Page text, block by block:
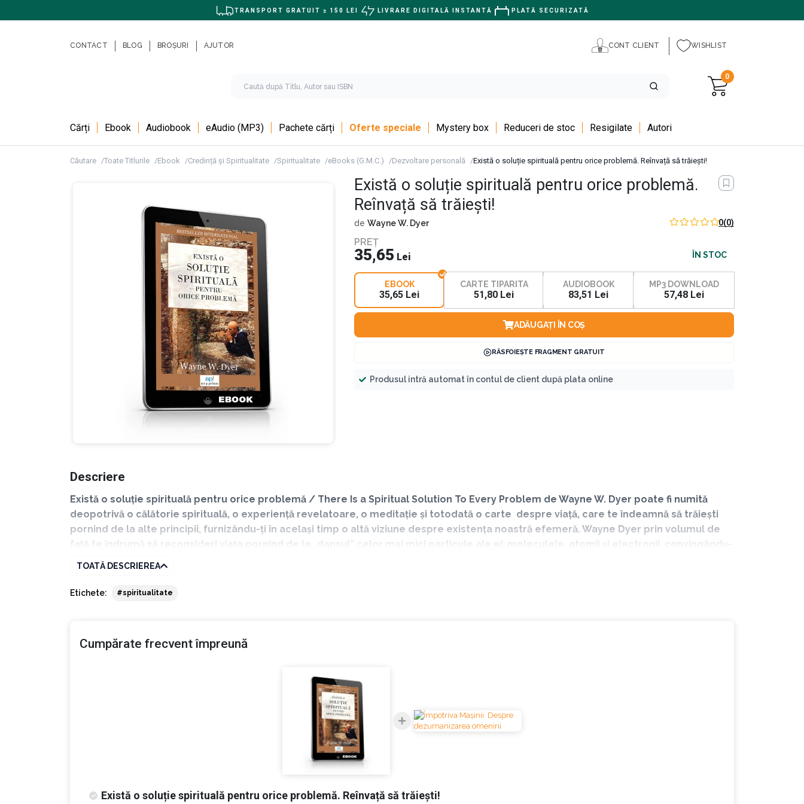
TRANSPORT GRATUIT ≥ 150 LEI LIVRARE DIGITALĂ INSTANTĂ PLATĂ SECURIZATĂ
CONTACT BLOG BROȘURI AJUTOR CONT CLIENT WISHLIST
0
Cărți Ebook Audiobook eAudio (MP3) Pachete cărți Oferte speciale Mystery box Reduceri de stoc Resigilate Autori
Căutare Toate Titlurile Ebook Credință și Spiritualitate Spiritualitate eBooks (G.M.C.) Dezvoltare personală Există o soluție spirituală pentru orice problemă. Reînvață să trăiești!
Există o soluție spirituală pentru orice problemă.
Reînvață să trăiești!
de Wayne W. Dyer 0(0)
PREȚ
35,65 Lei ÎN STOC
EBOOK
35,65 Lei
CARTE TIPARITA
51,80 Lei
AUDIOBOOK
83,51 Lei
MP3 DOWNLOAD
57,48 Lei
ADĂUGAȚI ÎN COȘ
RĂSFOIEȘTE FRAGMENT GRATUIT
Produsul intră automat în contul de client după plata online
Descriere
Există o soluție spirituală pentru orice problemă / There Is a Spiritual Solution To Every Problem de Wayne W. Dyer poate fi numită
deopotrivă o călătorie spirituală, o experiență revelatoare, o meditație și totodată o carte despre viață, care te îndeamnă să trăiești
pornind de la alte principii, furnizându-ți în același timp o altă viziune despre existența noastră efemeră. Wayne Dyer prin volumul de
față te îndrumă să reconsideri viața pornind de la „dansul” celor mai mici particule ale ei: moleculele, atomii și electronii, convingându-
te simultan să cauți rezolvarea problemelor nu cu mintea, ci cu sufletul, pentru că: „Gândirea este sursa problemelor. Inima ta deține
moment, dar, alegându-se și cu o importantă lecție spirituală.
„O problemă aparent insurmontabilă are o soluție spirituală ușor accesibilă, atunci când nu te mai concentrezi asupra problemei, ci îți
îndrepți atenția către energia spirituală. Eu am putut să atrag energia mai înaltă a spiritului, lucru care presupune :
M-am dat bătut la propriu și am încredințat problema unei puteri superioare;
Am văzut pretutindeni iubire mai degrabă decât frică;
Mi-am făcut mintea să tacă și am golit-o de toată negativitatea;
TOATĂ DESCRIEREA
Etichete: #spiritualitate
Cumpărate frecvent împreună
Există o soluție spirituală pentru orice problemă. Reînvață să trăiești!